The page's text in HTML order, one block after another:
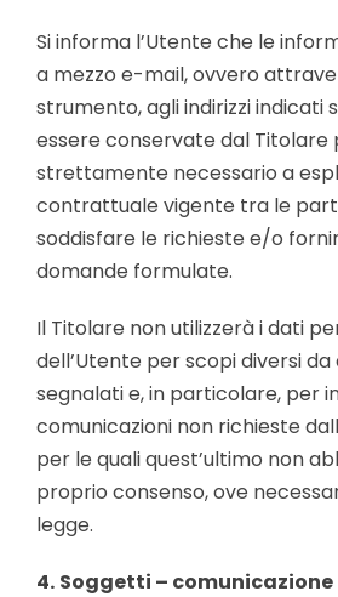
Si informa l’Utente che le
a mezzo e-mail, ovvero
strumento, agli indirizzi indicati
essere conservate dal Titolare
strettamente necessario a
contrattuale vigente tra le
soddisfare le richieste e/o
domande formulate.
Il Titolare non utilizzerà i dati
dell’Utente per scopi diversi da
segnalati e, in particolare, per
comunicazioni non richieste
per le quali quest’ultimo non
proprio consenso, ove
legge.
4. Soggetti –